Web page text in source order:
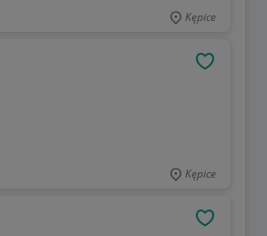
Kępice
Kępice